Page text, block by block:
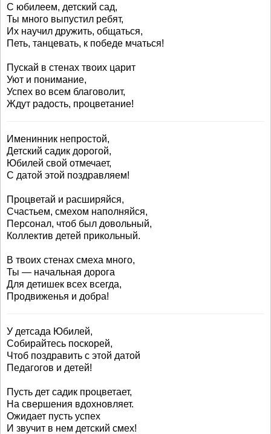
С юбилеем, детский сад,
Ты много выпустил ребят,
Их научил дружить, общаться,
Петь, танцевать, к победе мчаться!
Пускай в стенах твоих царит
Уют и понимание,
Успех во всем благоволит,
Ждут радость, процветание!
Именинник непростой,
Детский садик дорогой,
Юбилей свой отмечает,
С датой этой поздравляем!
Процветай и расширяйся,
Счастьем, смехом наполняйся,
Персонал, чтоб был довольный,
Коллектив детей прикольный.
В твоих стенах смеха много,
Ты — начальная дорога
Для детишек всех всегда,
Продвиженья и добра!
У детсада Юбилей,
Собирайтесь поскорей,
Чтоб поздравить с этой датой
Педагогов и детей!
Пусть дет садик процветает,
На свершения вдохновляет.
Ожидает пусть успех
И звучит в нем детский смех!